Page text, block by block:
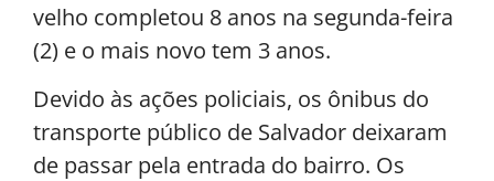
velho completou 8 anos na segunda-feira
(2) e o mais novo tem 3 anos.
Devido às ações policiais, os ônibus do
transporte público de Salvador deixaram
de passar pela entrada do bairro. Os